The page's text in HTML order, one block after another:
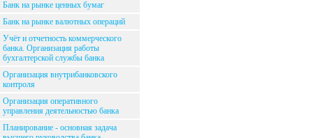
Банк на рынке ценных бумаг
Банк на рынке валютных операций
Учёт и отчетность коммерческого
банка. Организация работы
бухгалтерской службы банка
Организация внутрибанковского
контроля
Организация оперативного
управления деятельностью банка
Планирование - основная задача